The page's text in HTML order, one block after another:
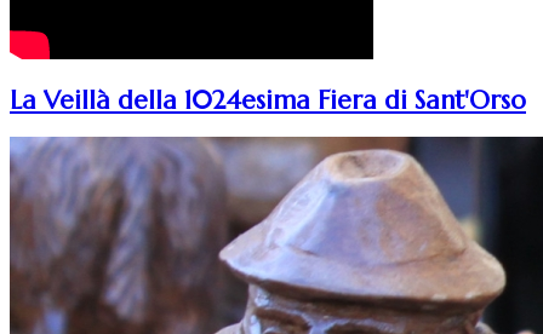
La Veillà della 1024esima Fiera di Sant'Orso